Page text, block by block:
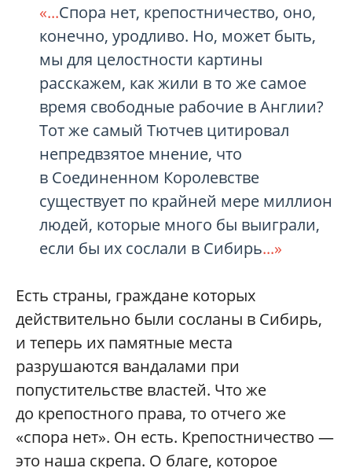
«...Спора нет, крепостничество, оно,
конечно, уродливо. Но, может быть,
мы для целостности картины
расскажем, как жили в то же самое
время свободные рабочие в Англии?
Тот же самый Тютчев цитировал
непредвзятое мнение, что
в Соединенном Королевстве
существует по крайней мере миллион
людей, которые много бы выиграли,
если бы их сослали в Сибирь...»
Есть страны, граждане которых
действительно были сосланы в Сибирь,
и теперь их памятные места
разрушаются вандалами при
попустительстве властей. Что же
до крепостного права, то отчего же
«спора нет». Он есть. Крепостничество —
это наша скрепа. О благе, которое